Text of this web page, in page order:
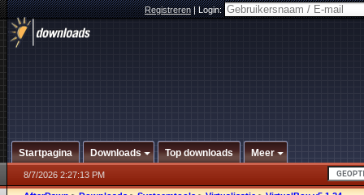
Registreren|Login:
Startpagina Downloads Top downloads Meer
8/7/2026 2:27:13 PM